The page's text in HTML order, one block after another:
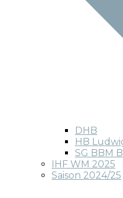
DHB
HB
SG BBM
IHF WM 2025
Saison 2024/25